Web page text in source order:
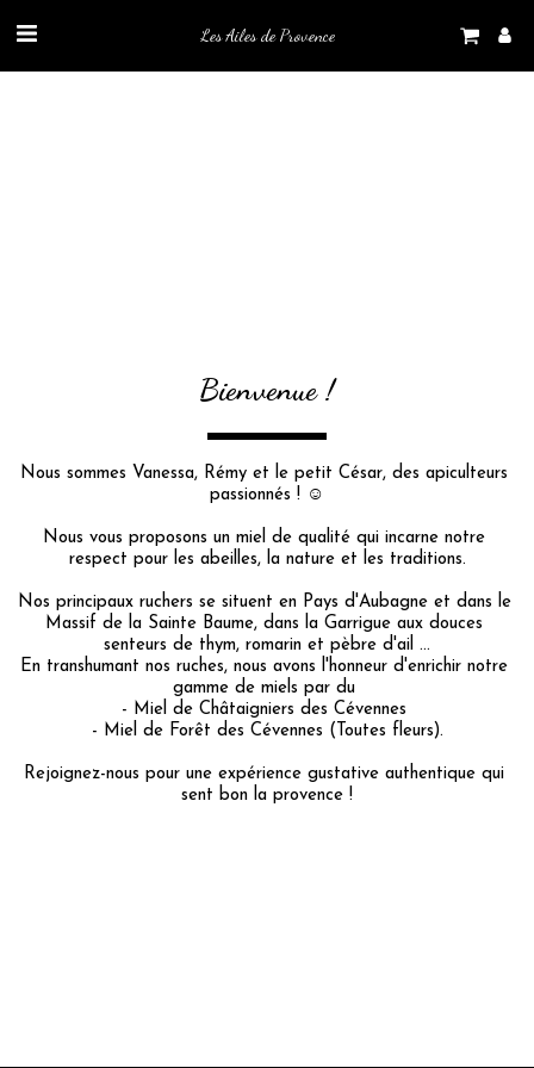
Les Ailes de Provence
Bienvenue !
Nous sommes Vanessa, Rémy et le petit César, des apiculteurs
passionnés ! ☺️
Nous vous proposons un miel de qualité qui incarne notre
respect pour les abeilles, la nature et les traditions.
Nos principaux ruchers se situent en Pays d'Aubagne et dans le
Massif de la Sainte Baume, dans la Garrigue aux douces
senteurs de thym, romarin et pèbre d'ail ...
En transhumant nos ruches, nous avons l'honneur d'enrichir notre
gamme de miels par du
- Miel de Châtaigniers des Cévennes
- Miel de Forêt des Cévennes (Toutes fleurs).
Rejoignez-nous pour une expérience gustative authentique qui
sent bon la provence !